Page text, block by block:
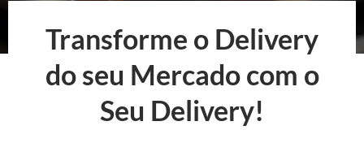
Transforme o Delivery
do seu Mercado com o
Seu Delivery!